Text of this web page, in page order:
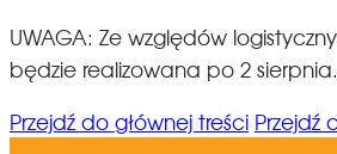
UWAGA: Ze względów
będzie realizowana po 2 sierpnia.
Przejdź do głównej treści Przejdź